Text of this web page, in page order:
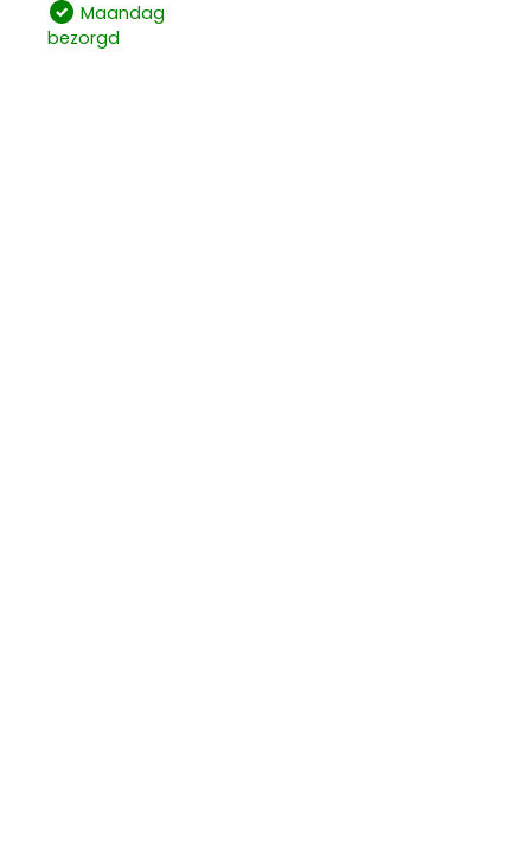
Maandag
bezorgd